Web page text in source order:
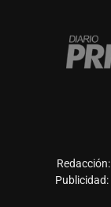
Redacción:
Publicidad: